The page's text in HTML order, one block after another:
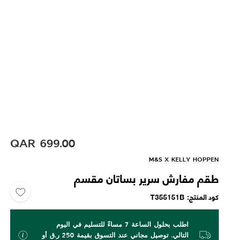
QAR 699.00
M&S X KELLY HOPPEN
طقم مفارش سرير بساتان مقسم
كود المنتج T355151B
اطلب بحلول الساعة 7 مساءً للتسليم في اليوم
التالي. توصيل مجاني عند التسوق بقيمة 250 ر.ق أو